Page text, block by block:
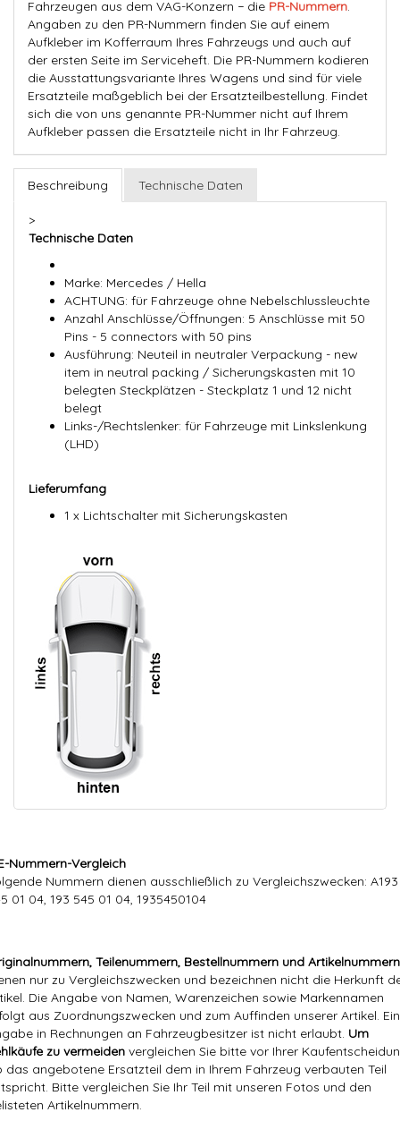
Fahrzeugen aus dem VAG-Konzern − die PR-Nummern
Angaben zu den PR-Nummern finden Sie auf einem
Aufkleber im Kofferraum Ihres Fahrzeugs und auch auf
der ersten Seite im Serviceheft. Die PR-Nummern kodieren
die Ausstattungsvariante Ihres Wagens und sind für viele
Ersatzteile maßgeblich bei der Ersatzteilbestellung. Findet
sich die von uns genannte PR-Nummer nicht auf Ihrem
Aufkleber passen die Ersatzteile nicht in Ihr Fahrzeug.
Beschreibung Technische Daten
>
Technische Daten
Marke: Mercedes / Hella
ACHTUNG: für Fahrzeuge ohne Nebelschlussleuchte
Anzahl Anschlüsse/Öffnungen: 5 Anschlüsse mit 50
Pins - 5 connectors with 50 pins
Ausführung: Neuteil in neutraler Verpackung - new
item in neutral packing / Sicherungskasten mit 10
belegten Steckplätzen - Steckplatz 1 und 12 nicht
belegt
Links-/Rechtslenker: für Fahrzeuge mit Linkslenkung
(LHD)
Lieferumfang
1 x Lichtschalter mit Sicherungskasten
Nummern-Vergleich
Nummern dienen ausschließlich zu Vergleichszwecken: A193
01 04, 193 545 01 04, 1935450104
Teilenummern, Bestellnummern und Artikelnummern
nur zu Vergleichszwecken und bezeichnen nicht die Herkunft
Die Angabe von Namen, Warenzeichen sowie Markennamen
aus Zuordnungszwecken und zum Auffinden unserer Artikel.
in Rechnungen an Fahrzeugbesitzer ist nicht erlaubt. Um
zu vermeiden vergleichen Sie bitte vor Ihrer
das angebotene Ersatzteil dem in Ihrem Fahrzeug verbauten Teil
Bitte vergleichen Sie Ihr Teil mit unseren Fotos und den
Artikelnummern.